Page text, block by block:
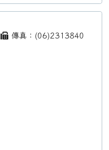
傳真：(06)2313840